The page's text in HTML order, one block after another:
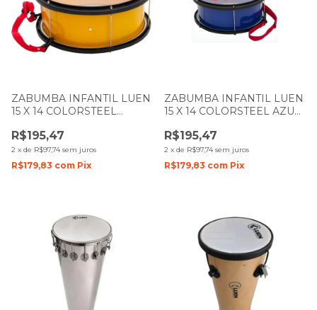
ZABUMBA INFANTIL LUEN
15 X 14 COLORSTEEL
R$195,47
2 x de R$97,74 sem juros
R$179,83 com Pix
ZABUMBA INFANTIL LUEN
15 X 14 COLORSTEEL AZUL
R$195,47
2 x de R$97,74 sem juros
R$179,83 com Pix